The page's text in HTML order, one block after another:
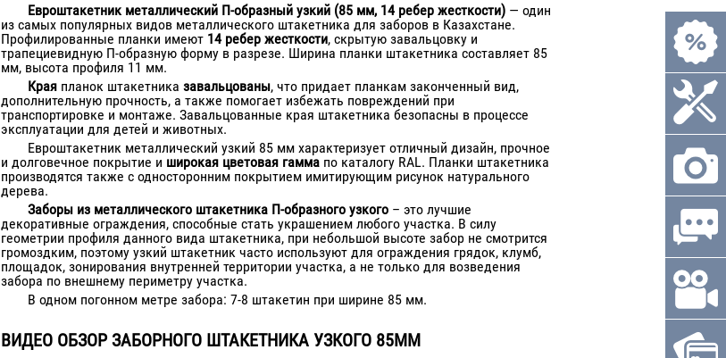
Евроштакетник металлический П-образный узкий (85 мм, 14 ребер жесткости) — один
из самых популярных видов металлического штакетника для заборов в Казахстане.
Профилированные планки имеют 14 ребер жесткости, скрытую завальцовку и
трапециевидную П-образную форму в разрезе. Ширина планки штакетника составляет 85
мм, высота профиля 11 мм.
Края планок штакетника завальцованы, что придает планкам законченный вид,
дополнительную прочность, а также помогает избежать повреждений при
транспортировке и монтаже. Завальцованные края штакетника безопасны в процессе
эксплуатации для детей и животных.
Евроштакетник металлический узкий 85 мм характеризует отличный дизайн, прочное
и долговечное покрытие и широкая цветовая гамма по каталогу RAL. Планки штакетника
производятся также с односторонним покрытием имитирующим рисунок натурального
дерева.
Заборы из металлического штакетника П-образного узкого – это лучшие
декоративные ограждения, способные стать украшением любого участка. В силу
геометрии профиля данного вида штакетника, при небольшой высоте забор не смотрится
громоздким, поэтому узкий штакетник часто используют для ограждения грядок, клумб,
площадок, зонирования внутренней территории участка, а не только для возведения
забора по внешнему периметру участка.
В одном погонном метре забора: 7-8 штакетин при ширине 85 мм.
ВИДЕО ОБЗОР ЗАБОРНОГО ШТАКЕТНИКА УЗКОГО 85ММ